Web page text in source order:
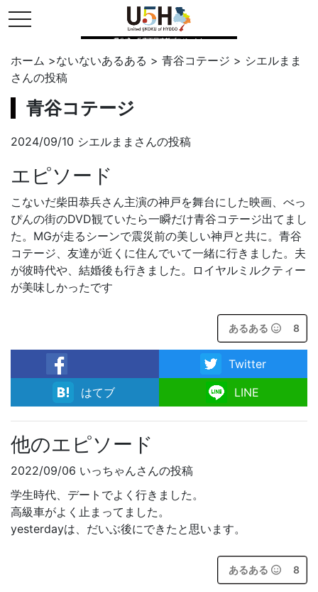
toggle navigation
県公式・兵庫五国連邦プロジェクト
ホーム >ないないあるある > 青谷コテージ > シエルまま
さんの投稿
青谷コテージ
2024/09/10 シエルままさんの投稿
エピソード
こないだ柴田恭兵さん主演の神戸を舞台にした映画、べっ
ぴんの街のDVD観ていたら一瞬だけ青谷コテージ出てまし
た。MGが走るシーンで震災前の美しい神戸と共に。青谷
コテージ、友達が近くに住んでいて一緒に行きました。夫
が彼時代や、結婚後も行きました。ロイヤルミルクティー
が美味しかったです
あるある 8
facebook
Twitter
はてブ
LINE
他のエピソード
2022/09/06 いっちゃんさんの投稿
学生時代、デートでよく行きました。
高級車がよく止まってました。
yesterdayは、だいぶ後にできたと思います。
あるある 8